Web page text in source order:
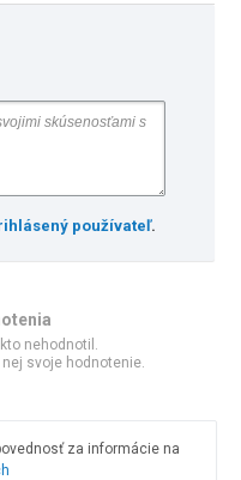
používateľ.
nehodnotil.
nej svoje hodnotenie.
za informácie na